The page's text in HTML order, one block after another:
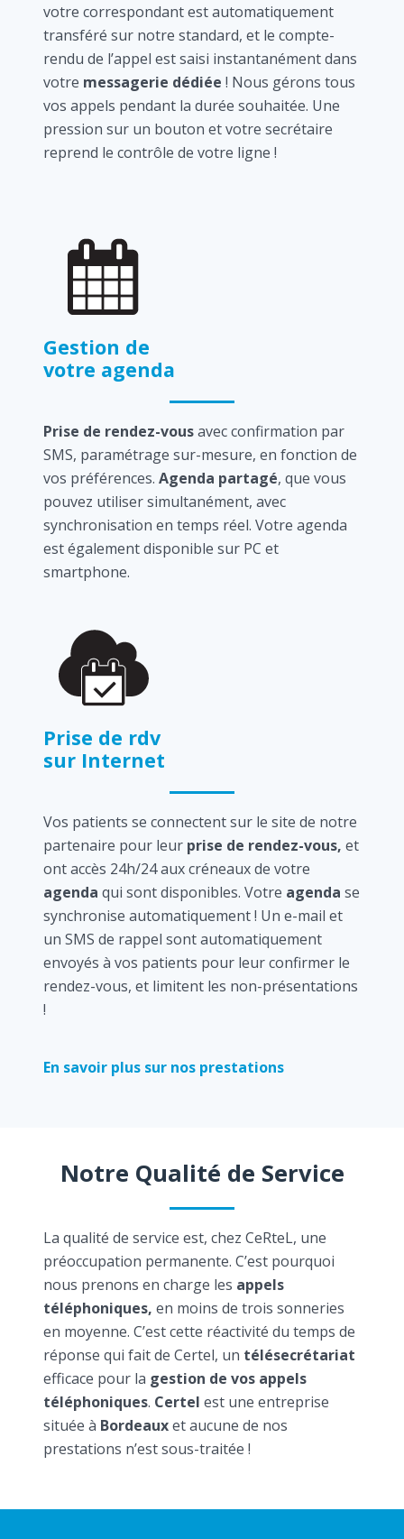
votre correspondant est automatiquement
transféré sur notre standard, et le compte-
rendu de l’appel est saisi instantanément dans
votre messagerie dédiée ! Nous gérons tous
vos appels pendant la durée souhaitée. Une
pression sur un bouton et votre secrétaire
reprend le contrôle de votre ligne !
Gestion de
votre agenda
Prise de rendez-vousavec confirmation par
SMS, paramétrage sur-mesure, en fonction de
vos préférences. Agenda partagé, que vous
pouvez utiliser simultanément, avec
synchronisation en temps réel. Votre agenda
est également disponible sur PC et
smartphone.
Prise de rdv
sur Internet
Vos patients se connectent sur le site de notre
partenaire pour leur prise de rendez-vous, et
ont accès 24h/24 aux créneaux de votre
agenda qui sont disponibles. Votre agenda se
synchronise automatiquement ! Un e-mail et
un SMS de rappel sont automatiquement
envoyés à vos patients pour leur confirmer le
rendez-vous, et limitent les non-présentations
!
En savoir plus sur nos prestations
Notre Qualité de Service
La qualité de service est, chez CeRteL, une
préoccupation permanente. C’est pourquoi
nous prenons en charge les appels
téléphoniques, en moins de trois sonneries
en moyenne. C’est cette réactivité du temps de
réponse qui fait de Certel, un télésecrétariat
efficace pour la gestion de vos appels
téléphoniques. Certel est une entreprise
située à Bordeauxet aucune de nos
prestations n’est sous-traitée !